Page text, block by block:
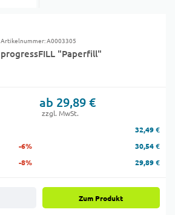
Artikelnummer: A0003305
progressFILL "Paperfill"
ab 29,89 €
zzgl. MwSt.
32,49 €
-6%
30,54 €
-8% 29,89 €
Zum Produkt